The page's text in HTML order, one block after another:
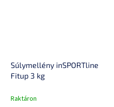
Súlymellény inSPORTline
Fitup 3 kg
Raktáron